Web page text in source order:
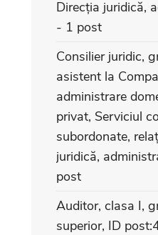
Direcția juridică,
- 1 post
Consilier juridic,
asistent la
administrare
privat, Serviciul
subordonate,
juridică,
post
Auditor, clasa I,
superior, ID